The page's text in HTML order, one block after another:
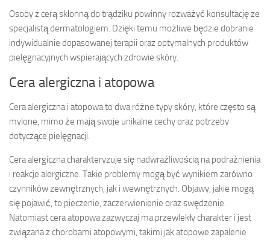
Osoby z cerą skłonną do trądziku powinny rozważyć konsultację ze
specjalistą dermatologiem. Dzięki temu możliwe będzie dobranie
indywidualnie dopasowanej terapii oraz optymalnych produktów
pielęgnacyjnych wspierających zdrowie skóry.
Cera alergiczna i atopowa
Cera alergiczna i atopowa to dwa różne typy skóry, które często są
mylone, mimo że mają swoje unikalne cechy oraz potrzeby
dotyczące pielęgnacji.
Cera alergiczna charakteryzuje się nadwrażliwością na podrażnienia
i reakcje alergiczne. Takie problemy mogą być wynikiem zarówno
czynników zewnętrznych, jak i wewnętrznych. Objawy, jakie mogą
się pojawić, to pieczenie, zaczerwienienie oraz swędzenie.
Natomiast cera atopowa zazwyczaj ma przewlekły charakter i jest
związana z chorobami atopowymi, takimi jak atopowe zapalenie